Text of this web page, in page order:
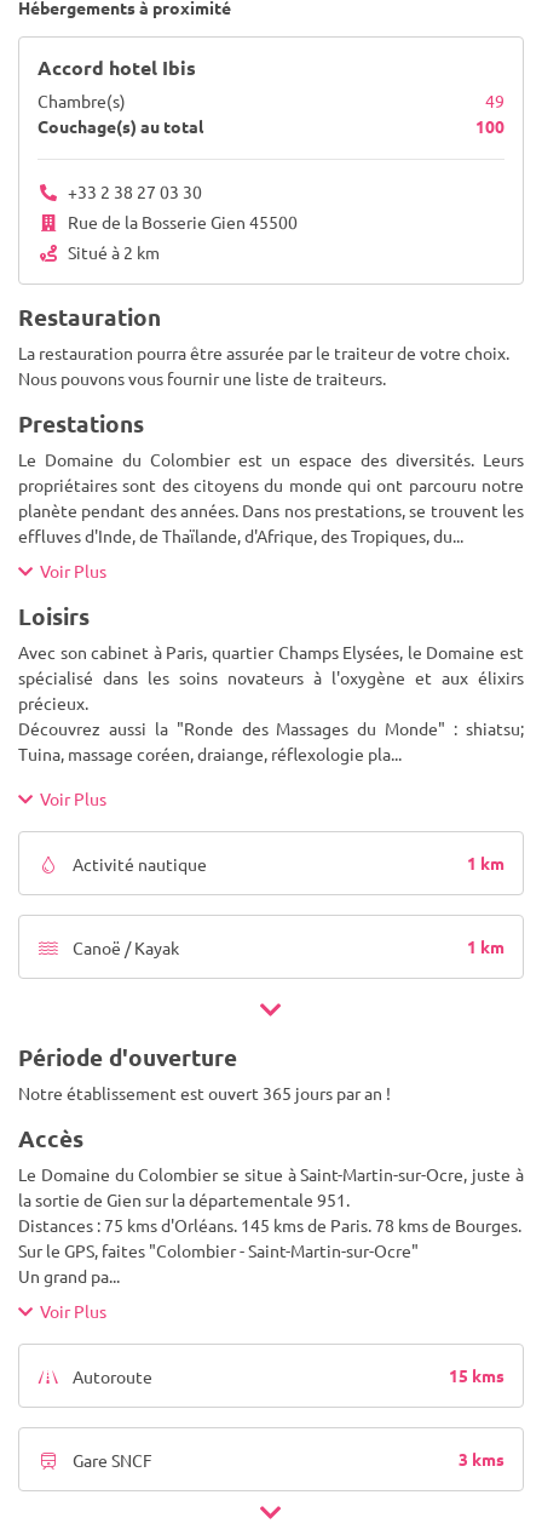
Hébergements à proximité
Accord hotel Ibis
Chambre(s)
49
Couchage(s) au total
100
+33 2 38 27 03 30
Rue de la Bosserie Gien 45500
Situé à 2 km
Restauration
La restauration pourra être assurée par le traiteur de votre choix.
Nous pouvons vous fournir une liste de traiteurs.
Prestations
Le Domaine du Colombier est un espace des diversités. Leurs
propriétaires sont des citoyens du monde qui ont parcouru notre
planète pendant des années. Dans nos prestations, se trouvent les
effluves d'Inde, de Thaïlande, d'Afrique, des Tropiques, du...
Voir Plus
Loisirs
Avec son cabinet à Paris, quartier Champs Elysées, le Domaine est
spécialisé dans les soins novateurs à l'oxygène et aux élixirs
précieux.
Découvrez aussi la "Ronde des Massages du Monde" : shiatsu;
Tuina, massage coréen, draiange, réflexologie pla...
Voir Plus
Activité nautique 1 km
Canoë / Kayak 1 km
Période d'ouverture
Notre établissement est ouvert 365 jours par an !
Accès
Le Domaine du Colombier se situe à Saint-Martin-sur-Ocre, juste à
la sortie de Gien sur la départementale 951.
Distances : 75 kms d'Orléans. 145 kms de Paris. 78 kms de Bourges.
Sur le GPS, faites "Colombier - Saint-Martin-sur-Ocre"
Un grand pa...
Voir Plus
Autoroute 15 kms
Gare SNCF 3 kms